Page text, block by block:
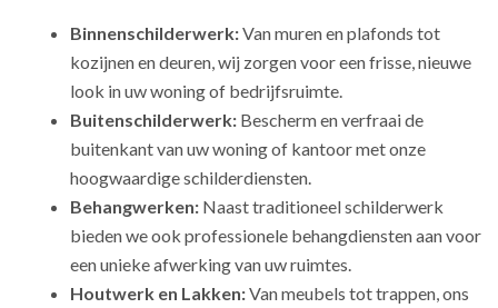
Binnenschilderwerk:Van muren en plafonds tot
kozijnen en deuren, wij zorgen voor een frisse, nieuwe
look in uw woning of bedrijfsruimte.
Buitenschilderwerk: Bescherm en verfraai de
buitenkant van uw woning of kantoor met onze
hoogwaardige schilderdiensten.
Behangwerken: Naast traditioneel schilderwerk
bieden we ook professionele behangdiensten aan voor
een unieke afwerking van uw ruimtes.
Houtwerk en Lakken:Van meubels tot trappen, ons